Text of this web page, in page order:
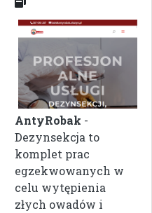
AntyRobak -
Dezynsekcja to
komplet prac
egzekwowanych w
celu wytępienia
złych owadów i